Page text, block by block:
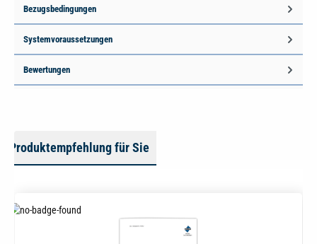
Bezugsbedingungen
Systemvoraussetzungen
Bewertungen
Produktempfehlung für Sie